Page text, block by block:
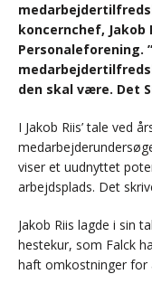
koncernchef,
Personaleforening.
den skal være. Det
I Jakob Riis’ tale ved
viser et uudnyttet
arbejdsplads. Det
Jakob Riis lagde i sin
hestekur, som Falck
haft omkostninger for